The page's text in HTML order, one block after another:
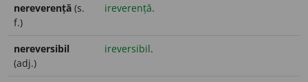
nereverență (s.
f.)
ireverență.
nereversibil
(adj.)
ireversibil.